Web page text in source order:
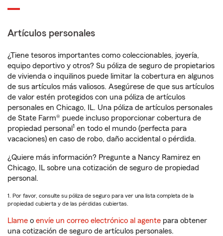
Artículos personales
¿Tiene tesoros importantes como coleccionables, joyería,
equipo deportivo y otros? Su póliza de seguro de propietarios
de vivienda o inquilinos puede limitar la cobertura en algunos
de sus artículos más valiosos. Asegúrese de que sus artículos
de valor estén protegidos con una póliza de artículos
personales en Chicago, IL. Una póliza de artículos personales
de State Farm® puede incluso proporcionar cobertura de
propiedad personal 1 en todo el mundo (perfecta para
vacaciones) en caso de robo, daño accidental o pérdida.
¿Quiere más información? Pregunte a Nancy Ramirez en
Chicago, IL sobre una cotización de seguro de propiedad
personal.
1. Por favor, consulte su póliza de seguro para ver una lista completa de la
propiedad cubierta y de las pérdidas cubiertas.
Llame o envíe un correo electrónico al agente para obtener
una cotización de seguro de artículos personales.